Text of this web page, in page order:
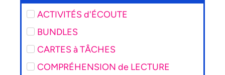
ACTIVITÉS d'ÉCOUTE
BUNDLES
CARTES à TÂCHES
COMPRÉHENSION de LECTURE